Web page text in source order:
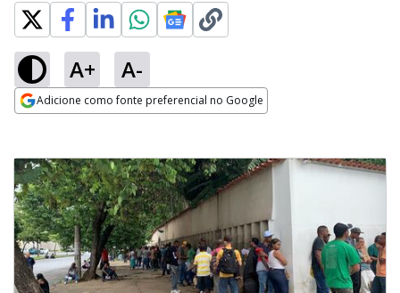
A+ A-
Adicione como fonte preferencial no Google